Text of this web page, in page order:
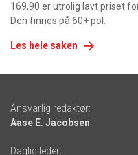
169,90 er utrolig lavt priset
Den finnes på 60+ pol.
Les hele saken
-
links
Ansvarlig redaktør:
Aase E. Jacobsen
Daglig leder: